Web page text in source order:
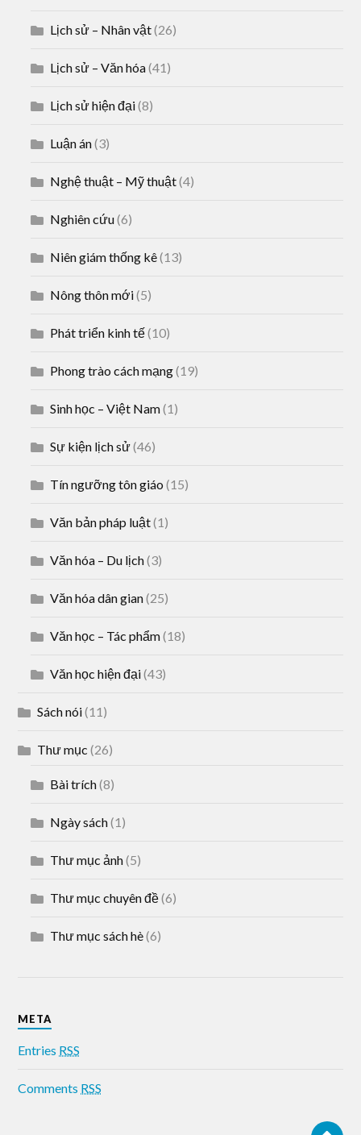
Lịch sử – Nhân vật(26)
Lịch sử – Văn hóa(41)
Lịch sử hiện đại(8)
Luận án(3)
Nghệ thuật – Mỹ thuật(4)
Nghiên cứu(6)
Niên giám thống kê(13)
Nông thôn mới(5)
Phát triển kinh tế(10)
Phong trào cách mạng(19)
Sinh học – Việt Nam(1)
Sự kiện lịch sử(46)
Tín ngưỡng tôn giáo (15)
Văn bản pháp luật(1)
Văn hóa – Du lịch(3)
Văn hóa dân gian(25)
Văn học – Tác phẩm(18)
Văn học hiện đại(43)
Sách nói(11)
Thư mục (26)
Bài trích(8)
Ngày sách(1)
Thư mục ảnh(5)
Thư mục chuyên đề(6)
Thư mục sách hè(6)
META
Entries RSS
Comments RSS